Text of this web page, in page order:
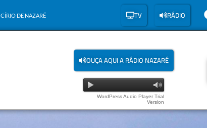
CÍRIO DE NAZARÉ TV RÁDIO
OUÇA AQUI A RÁDIO NAZARÉ
WordPress Audio Player Trial
Version